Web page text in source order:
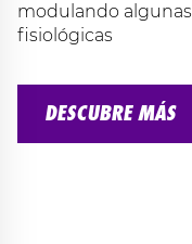
modulando
fisiológicas
DESCUBRE MÁS